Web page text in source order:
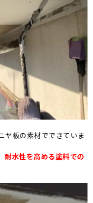
ヤ板の素材でできていま
耐水性を高める塗料での